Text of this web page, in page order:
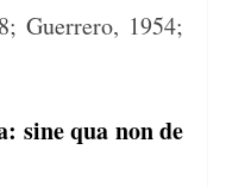
Guer­rero, 1954;
sine qua non de